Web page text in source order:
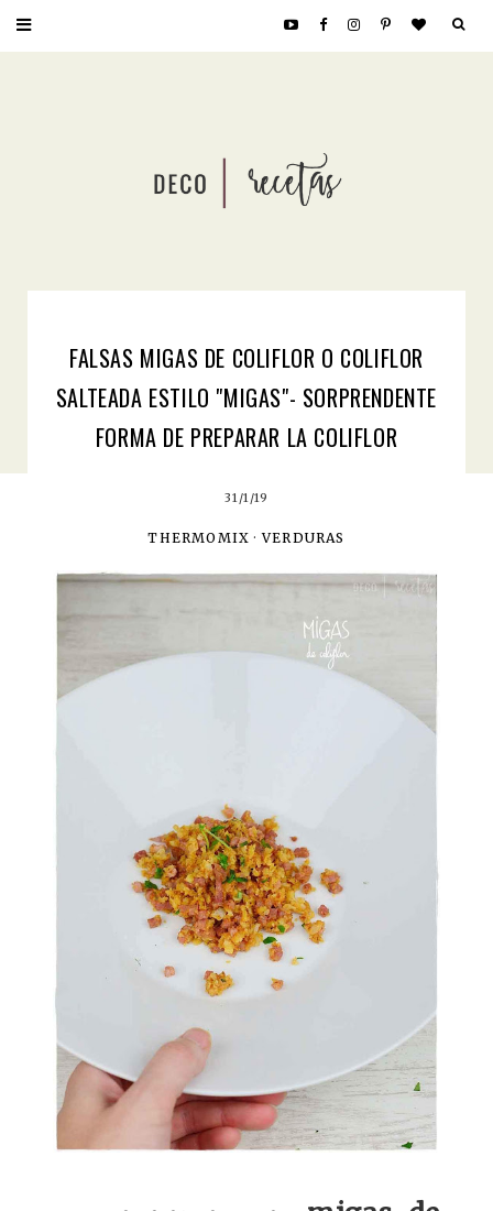
FALSAS MIGAS DE COLIFLOR O COLIFLOR
SALTEADA ESTILO "MIGAS"- SORPRENDENTE
FORMA DE PREPARAR LA COLIFLOR
31/1/19
THERMOMIX ·VERDURAS